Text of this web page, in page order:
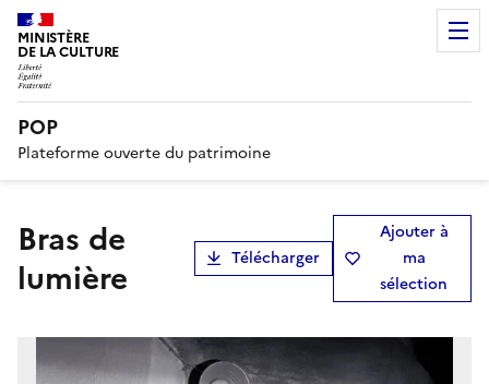
MINISTÈRE
DE LA CULTURE
POP
Plateforme ouverte du patrimoine
bras de
lumière
Télécharger
Ajouter à
ma
sélection